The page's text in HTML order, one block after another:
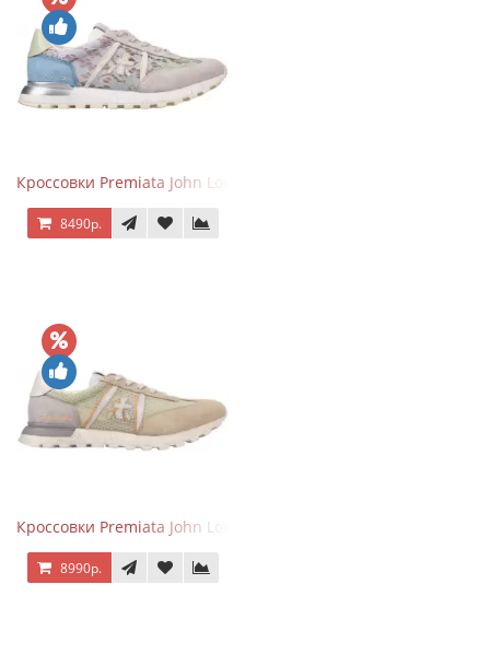
Кроссовки Premiata John Low Lace Blue Beige
8490р.
Кроссовки Premiata John Low Sand
8990р.